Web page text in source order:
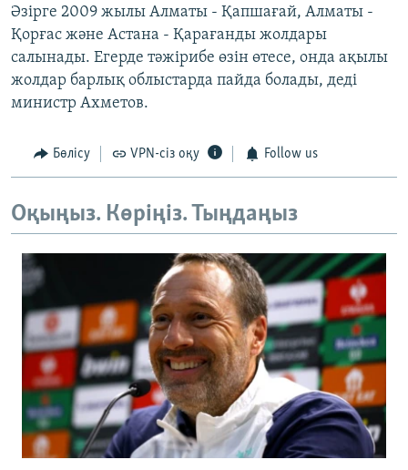
Әзірге 2009 жылы Алматы - Қапшағай, Алматы -
Қорғас және Астана - Қарағанды жолдары
салынады. Егерде тәжірибе өзін өтесе, онда ақылы
жолдар барлық облыстарда пайда болады, деді
министр Ахметов.
Бөлісу VPN-сіз оқу Follow us
Оқыңыз. Көріңіз. Тыңдаңыз